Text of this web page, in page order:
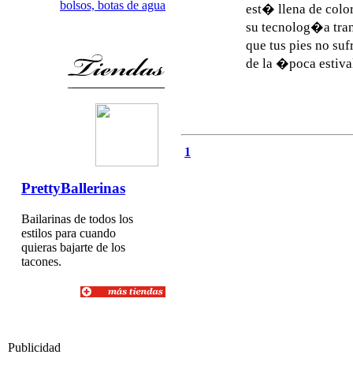
bolsos, botas de agua
PrettyBallerinas
Bailarinas de todos los
estilos para cuando
quieras bajarte de los
tacones.
Publicidad
est� llena de
su tecnolog�a
que tus pies no
de la �poca
1